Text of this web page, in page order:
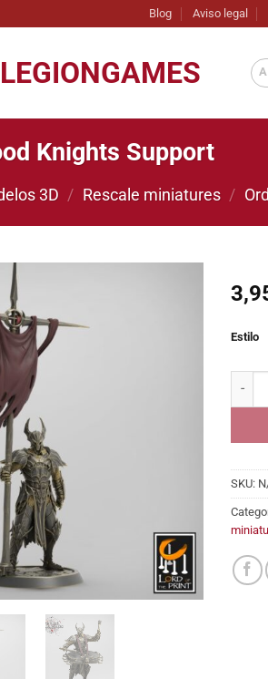
Blog Aviso legal
LEGIONGAMES
Knights Support
3D / Rescale miniatures /
Estilo
SKU: